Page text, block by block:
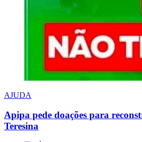
AJUDA
Apipa pede doações para
Teresina